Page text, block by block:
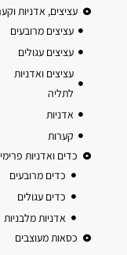
עציצים, אדניות
עציצים מרובעים
עציצים עגולים
עציצים ואדניות
לתליה
אדניות
קערות
כדים ואדניות
כדים מרובעים
כדים עגולים
אדניות מלבניות
כסאות מעוצבים